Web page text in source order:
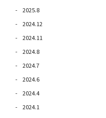
2025.8
2024.12
2024.11
2024.8
2024.7
2024.6
2024.4
2024.1